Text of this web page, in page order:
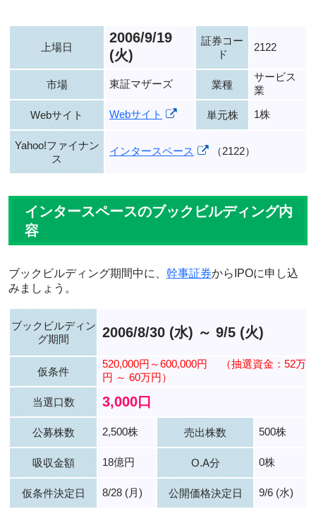
上場日
2006/9/19
(火)
証券コー
ド
2122
市場 東証マザーズ 業種
サービス
業
Webサイト Webサイト 単元株 1株
Yahoo!ファイナン
ス
インタースペース （2122）
インタースペースのブックビルディング内
容
ブックビルディング期間中に、 幹事証券からIPOに申し込
みましょう。
ブックビルディン
グ期間
2006/8/30 (水) ～ 9/5 (火)
仮条件
520,000円～600,000円
（抽選資金：52万
円 ～ 60万円）
当選口数 3,000口
公募株数 2,500株 売出株数 500株
吸収金額 18億円 O.A分 0株
仮条件決定日 8/28 (月) 公開価格決定日 9/6 (水)